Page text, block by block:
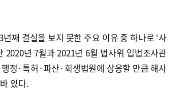
째 결실을 보지 못한 주요 이유 중 하나로 ‘사
2020년 7월과 2021년 6월 법사위 입법조사관
정·특허·파산·회생법원에 상응할 만큼 해사
있다.